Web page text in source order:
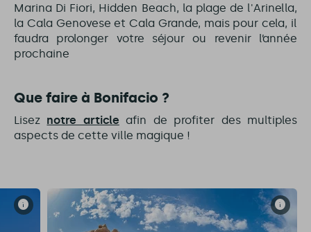
Marina Di Fiori, Hidden Beach, la plage de l'Arinella,
la Cala Genovese et Cala Grande, mais pour cela, il
faudra prolonger votre séjour ou revenir l’année
prochaine
Que faire à Bonifacio ?
Lisez notre article afin de profiter des multiples
aspects de cette ville magique !